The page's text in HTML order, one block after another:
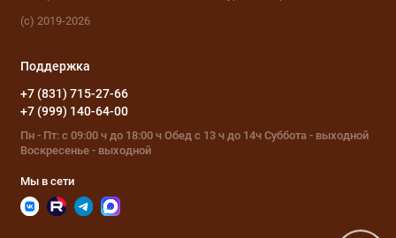
(с) 2019-2026
Поддержка
+7 (831) 715-27-66
+7 (999) 140-64-00
Пн - Пт: с 09:00 ч до 18:00 ч Обед с 13 ч до 14ч Суббота - выходной
Воскресенье - выходной
Мы в сети